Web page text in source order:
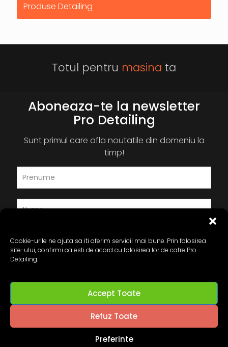
Cookie-urile ne ajuta sa iti oferim servicii mai bune. Prin folosirea
site-ului, confirmi ca esti de acord cu folosirea lor de catre Pro
Detailing.
Accept Toate
Refuz Toate
Preferinte
Produse Detailing
Totul pentru masina ta
Aboneaza-te la newsletter
Pro Detailing
Sunt primul care afla noutatile din domeniu la
timp!
© 2024 Pro-Detailing.ro. All Rights Reserved.